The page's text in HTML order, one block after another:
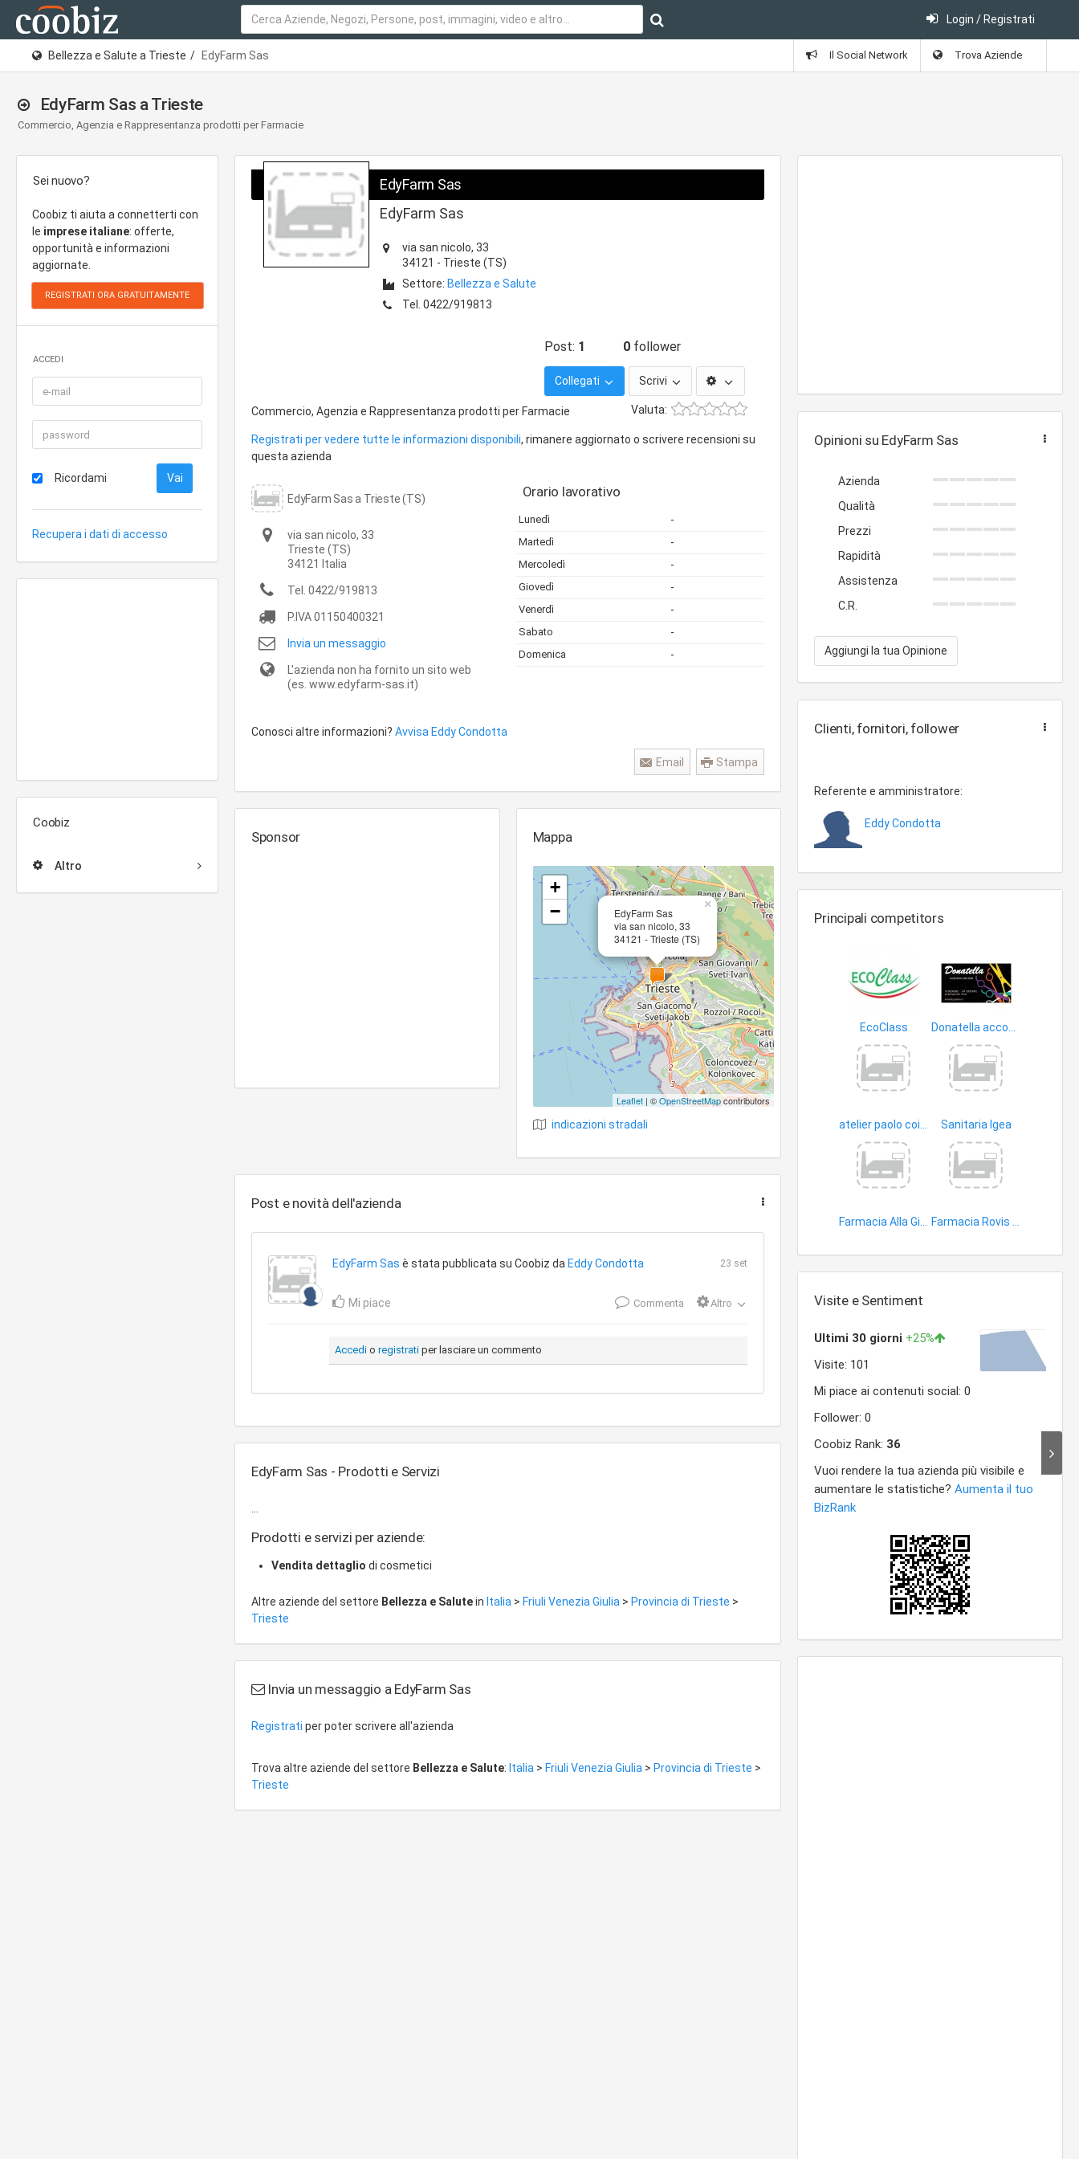
Login / Registrati
Bellezza e Salute a Trieste EdyFarm Sas Il Social Network Trova Aziende
EdyFarm Sas a Trieste
Commercio, Agenzia e Rappresentanza prodotti per Farmacie
Sei nuovo?
Coobiz ti aiuta a connetterti con
le imprese italiane: offerte,
opportunità e informazioni
aggiornate.
ACCEDI
Ricordami
Recupera i dati di accesso
Coobiz
Altro
EdyFarm Sas
EdyFarm Sas
via san nicolo, 33
34121 - Trieste (TS)
Settore: Bellezza e Salute
Tel. 0422/919813
Post: 1 0 follower
Collegati Scrivi
Valuta:
Commercio, Agenzia e Rappresentanza prodotti per Farmacie
Registrati per vedere tutte le informazioni disponibili, rimanere aggiornato o scrivere recensioni su
questa azienda
EdyFarm Sas a Trieste (TS)
via san nicolo, 33
Trieste (TS)
34121
Italia
Tel. 0422/919813
P.IVA01150400321
Invia un messaggio
L'azienda non ha fornito un sito web
(es. www.edyfarm-sas.it)
Orario lavorativo
Lunedì -
Martedì -
Mercoledì -
Giovedì -
Venerdì -
Sabato -
Domenica -
Conosci altre informazioni? Avvisa Eddy Condotta
Stampa
Email
Sponsor Mappa
EdyFarm Sas
via san nicolo, 33
34121 - Trieste (TS)
×
+
−
Leaflet| ©OpenStreetMapcontributors
indicazioni stradali
Post e novità dell'azienda
EdyFarm Sas è stata pubblicata su Coobiz da Eddy Condotta 23 set
Mi piace Commenta Altro
Accedi o registrati per lasciare un commento
EdyFarm Sas - Prodotti e Servizi
Prodotti e servizi per aziende:
Vendita dettaglio di cosmetici
Altre aziende del settore Bellezza e Salutein Italia > Friuli Venezia Giulia > Provincia di Trieste >
Trieste
Invia un messaggio a EdyFarm Sas
Registrati per poter scrivere all'azienda
Trova altre aziende del settore Bellezza e Salute: Italia > Friuli Venezia Giulia > Provincia di Trieste >
Trieste
Opinioni su EdyFarm Sas
Azienda
Qualità
Prezzi
Rapidità
Assistenza
C.R.
Aggiungi la tua Opinione
Clienti, fornitori, follower
Referente e amministratore:
Eddy Condotta
Principali competitors
EcoClass
fiori
barbieri
Sanitaria Igea
Visite e Sentiment